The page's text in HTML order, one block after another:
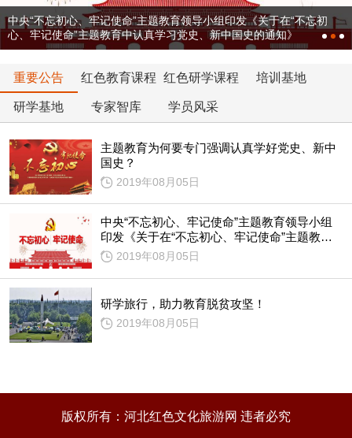
中央“不忘初心、牢记使命”主题教育领导小组印发《关于在“不忘初
心、牢记使命”主题教育中认真学习党史、新中国史的通知》
重要公告 红色教育课程 红色研学课程 培训基地
研学基地 专家智库 学员风采
主题教育为何要专门强调认真学好党史、新中
国史？
2019年08月05日
中央“不忘初心、牢记使命”主题教育领导小组
印发《关于在“不忘初心、牢记使命”主题教育
中认真学习党史、新中国史的通知》
2019年08月05日
研学旅行，助力教育脱贫攻坚！
2019年08月05日
版权所有：河北红色文化旅游网 违者必究